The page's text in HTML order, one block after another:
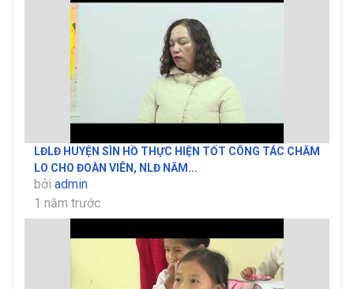
LĐLĐ HUYỆN SÌN HỒ THỰC HIỆN TỐT CÔNG TÁC CHĂM
LO CHO ĐOÀN VIÊN, NLĐ NĂM...
bởi admin
1 năm trước